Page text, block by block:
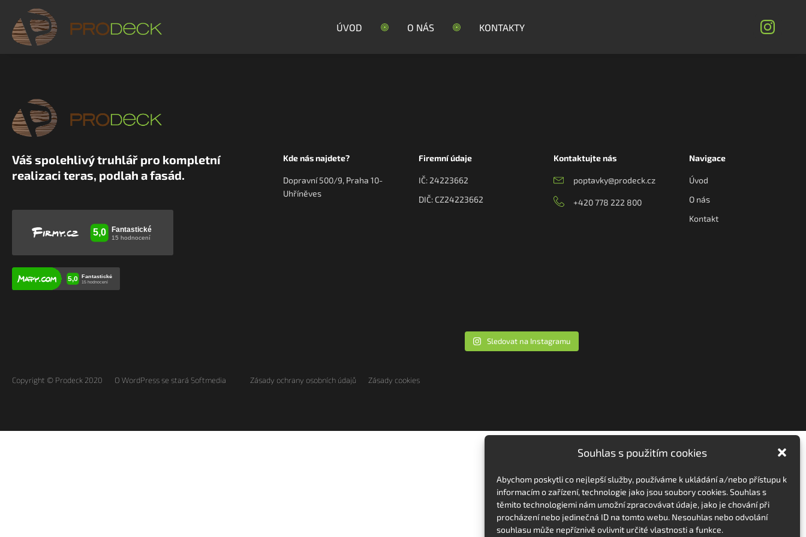
Souhlas s použitím cookies
Abychom poskytli co nejlepší služby, používáme k ukládání a/nebo přístupu k
informacím o zařízení, technologie jako jsou soubory cookies. Souhlas s
těmito technologiemi nám umožní zpracovávat údaje, jako je chování při
procházení nebo jedinečná ID na tomto webu. Nesouhlas nebo odvolání
souhlasu může nepříznivě ovlivnit určité vlastnosti a funkce.
ÚVOD O NÁS KONTAKTY
Váš spolehlivý truhlář pro kompletní
realizaci teras, podlah a fasád.
Kde nás najdete?
Dopravní 500/9, Praha 10-
Uhříněves
Firemní údaje
IČ: 24223662
DIČ: CZ24223662
Kontaktujte nás
poptavky@prodeck.cz
+420 778 222 800
Navigace
Úvod
O nás
Kontakt
Sledovat na Instagramu
Copyright © Prodeck 2020 O WordPress se stará Softmedia Zásady ochrany osobních údajů Zásady cookies